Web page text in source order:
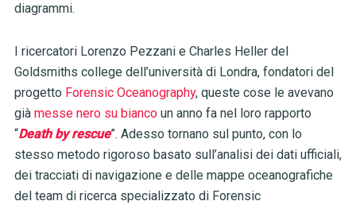
diagrammi.
I ricercatori Lorenzo Pezzani e Charles Heller del
Goldsmiths college dell’università di Londra, fondatori del
progetto Forensic Oceanography, queste cose le avevano
già messe nero su biancoun anno fa nel loro rapporto
“Death by rescue”. Adesso tornano sul punto, con lo
stesso metodo rigoroso basato sull’analisi dei dati ufficiali,
dei tracciati di navigazione e delle mappe oceanografiche
del team di ricerca specializzato di Forensic